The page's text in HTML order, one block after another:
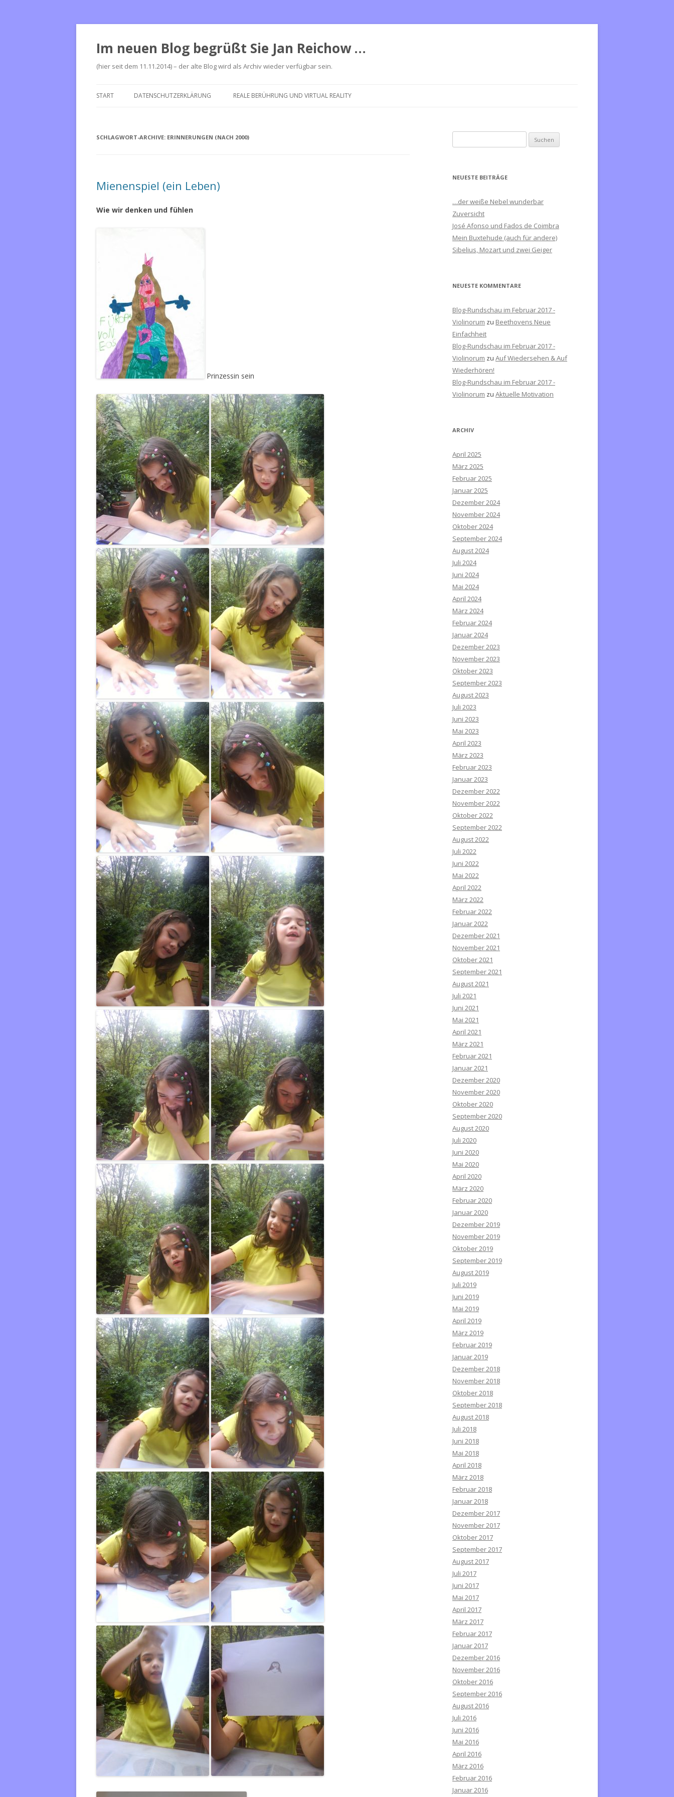
Im neuen Blog begrüßt Sie Jan Reichow …
(hier seit dem 11.11.2014) – der alte Blog wird als Archiv wieder verfügbar sein.
Inhalt
START DATENSCHUTZERKLÄRUNG REALE BERÜHRUNG UND VIRTUAL REALITY
SCHLAGWORT-ARCHIVE: ERINNERUNGEN (NACH 2000)
Mienenspiel (ein Leben)
Wie wir denken und fühlen
Prinzessin sein
u
h
n
a
c
h
NEUESTE BEITRÄGE
…der weiße Nebel wunderbar
Zuversicht
José Afonso und Fados de Coimbra
Mein Buxtehude (auch für andere)
Sibelius, Mozart und zwei Geiger
NEUESTE KOMMENTARE
Blog-Rundschau im Februar 2017 -
Violinorum zu Beethovens Neue
Einfachheit
Blog-Rundschau im Februar 2017 -
Violinorum zu Auf Wiedersehen & Auf
Wiederhören!
Blog-Rundschau im Februar 2017 -
Violinorum zu Aktuelle Motivation
ARCHIV
April 2025
März 2025
Februar 2025
Januar 2025
Dezember 2024
November 2024
Oktober 2024
September 2024
August 2024
Juli 2024
Juni 2024
Mai 2024
April 2024
März 2024
Februar 2024
Januar 2024
Dezember 2023
November 2023
Oktober 2023
September 2023
August 2023
Juli 2023
Juni 2023
Mai 2023
April 2023
März 2023
Februar 2023
Januar 2023
Dezember 2022
November 2022
Oktober 2022
September 2022
August 2022
Juli 2022
Juni 2022
Mai 2022
April 2022
März 2022
Februar 2022
Januar 2022
Dezember 2021
November 2021
Oktober 2021
September 2021
August 2021
Juli 2021
Juni 2021
Mai 2021
April 2021
März 2021
Februar 2021
Januar 2021
Dezember 2020
November 2020
Oktober 2020
September 2020
August 2020
Juli 2020
Juni 2020
Mai 2020
April 2020
März 2020
Februar 2020
Januar 2020
Dezember 2019
November 2019
Oktober 2019
September 2019
August 2019
Juli 2019
Juni 2019
Mai 2019
April 2019
März 2019
Februar 2019
Januar 2019
Dezember 2018
November 2018
Oktober 2018
September 2018
August 2018
Juli 2018
Juni 2018
Mai 2018
April 2018
März 2018
Februar 2018
Januar 2018
Dezember 2017
November 2017
Oktober 2017
September 2017
August 2017
Juli 2017
Juni 2017
Mai 2017
April 2017
März 2017
Februar 2017
Januar 2017
Dezember 2016
November 2016
Oktober 2016
September 2016
August 2016
Juli 2016
Juni 2016
Mai 2016
April 2016
März 2016
Februar 2016
Januar 2016